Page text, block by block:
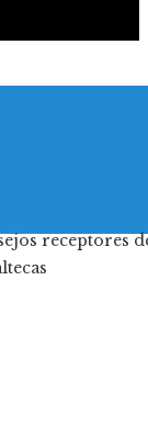
receptores